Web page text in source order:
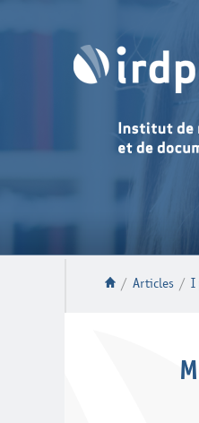
/ Articles /